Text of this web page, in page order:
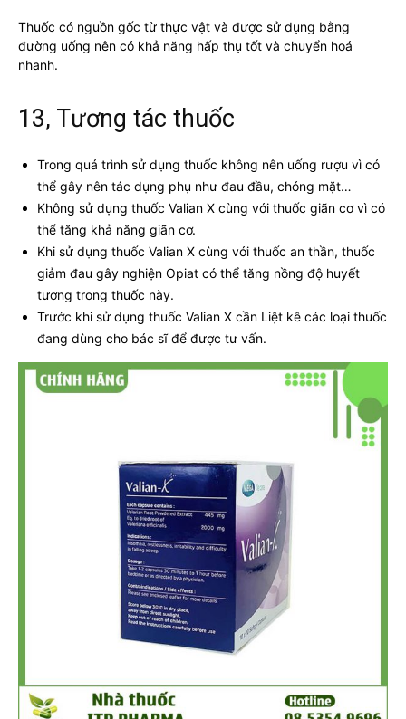
Thuốc có nguồn gốc từ thực vật và được sử dụng bằng
đường uống nên có khả năng hấp thụ tốt và chuyển hoá
nhanh.
13, Tương tác thuốc
Trong quá trình sử dụng thuốc không nên uống rượu vì có
thể gây nên tác dụng phụ như đau đầu, chóng mặt…
Không sử dụng thuốc Valian X cùng với thuốc giãn cơ vì có
thể tăng khả năng giãn cơ.
Khi sử dụng thuốc Valian X cùng với thuốc an thần, thuốc
giảm đau gây nghiện Opiat có thể tăng nồng độ huyết
tương trong thuốc này.
Trước khi sử dụng thuốc Valian X cần Liệt kê các loại thuốc
đang dùng cho bác sĩ để được tư vấn.